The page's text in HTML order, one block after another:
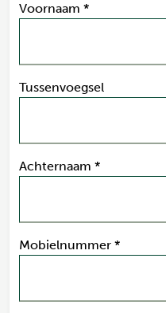
Voornaam *
Tussenvoegsel
Achternaam *
Mobielnummer *